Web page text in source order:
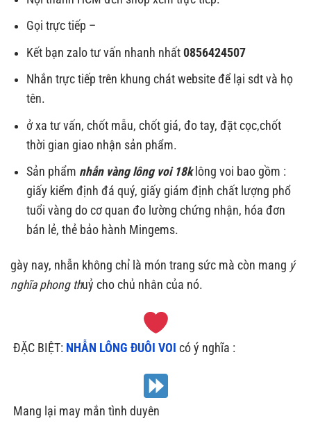
Gọi trực tiếp –
Kết bạn zalo tư vấn nhanh nhất 0856424507
Nhắn trực tiếp trên khung chát website để lại sdt và họ
tên.
ở xa tư vấn, chốt mẫu, chốt giá, đo tay, đặt cọc,chốt
thời gian giao nhận sản phẩm.
Sản phẩm nhẫn vàng lông voi 18klông voi bao gồm :
giấy kiểm định đá quý, giấy giám định chất lượng phổ
tuổi vàng do cơ quan đo lường chứng nhận, hóa đơn
bán lẻ, thẻ bảo hành Mingems.
gày nay, nhẫn không chỉ là món trang sức mà còn mang ý
nghĩa phong thuỷ cho chủ nhân của nó.
ĐẶC BIỆT: NHẪN LÔNG ĐUÔI VOI có ý nghĩa :
Mang lại may mắn tình duyên